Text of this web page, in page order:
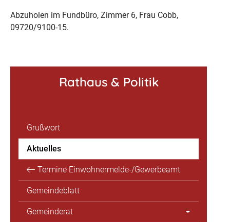
Abzuholen im Fundbüro, Zimmer 6, Frau Cobb,
09720/9100-15.
Rathaus & Politik
Grußwort
Aktuelles
Termine Einwohnermelde-/Gewerbeamt
Gemeindeblatt
Gemeinderat